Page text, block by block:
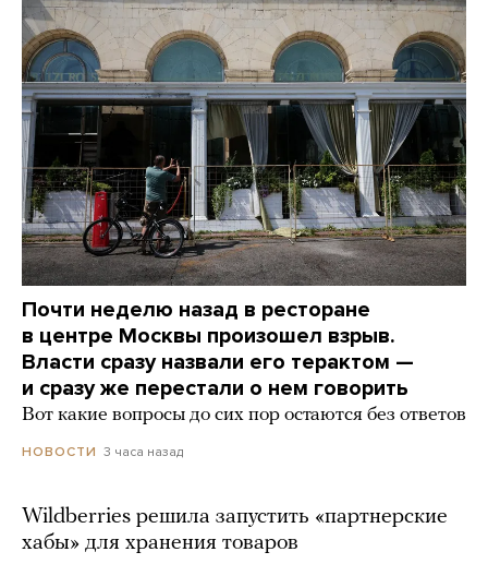
Почти неделю назад в ресторане
в центре Москвы произошел взрыв.
Власти сразу назвали его терактом —
и сразу же перестали о нем говорить
Вот какие вопросы до сих пор остаются без ответов
НОВОСТИ 3 часа назад
Wildberries решила запустить «партнерские
хабы» для хранения товаров